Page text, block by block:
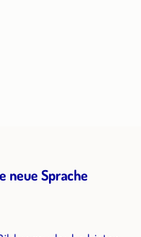
neue Sprache